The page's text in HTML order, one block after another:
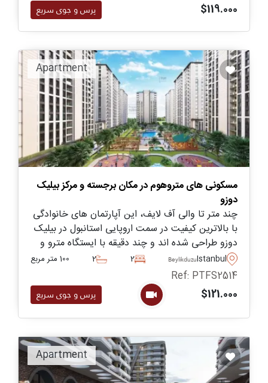
$119.000 پرس و جوی سریع
Apartment
مسکونی های متروهوم در مکان برجسته و مرکز بیلیک
دوزو
چند متر تا والی آف لایف، این آپارتمان های خانوادگی
با بالاترین کیفیت در سمت اروپایی استانبول در بیلیک
دوزو طراحی شده اند و چند دقیقه با ایستگاه مترو و
متروبوس فاصله دارند. مناسب برای شهروندی ترکیه از
طریق سرمایه گذاری.
Istanbul
Beylikduzu
2
2 100 متر مربع
Ref: PTFS2514
$121.000 پرس و جوی سریع
Apartment